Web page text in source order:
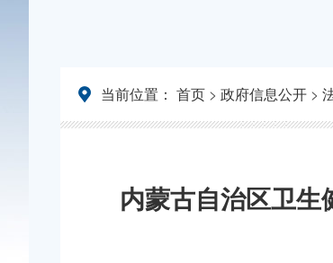
当前位置： 首页 > 政府信息公开 >
内蒙古自治区卫